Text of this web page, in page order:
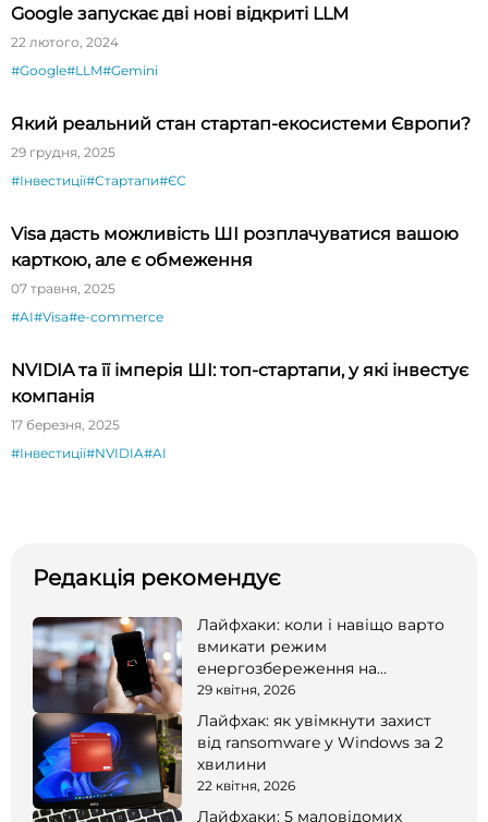
Google запускає дві нові відкриті LLM
22 лютого, 2024
#Google#LLM#Gemini
Який реальний стан стартап-екосистеми Європи?
29 грудня, 2025
#Інвестиції#Стартапи#ЄС
Visa дасть можливість ШІ розплачуватися вашою
карткою, але є обмеження
07 травня, 2025
#AI#Visa#e-commerce
NVIDIA та її імперія ШІ: топ-стартапи, у які інвестує
компанія
17 березня, 2025
#Інвестиції#NVIDIA#AI
Редакція рекомендує
Лайфхаки: коли і навіщо варто
вмикати режим
енергозбереження на
смартфоні
29 квітня, 2026
Лайфхак: як увімкнути захист
від ransomware у Windows за 2
хвилини
22 квітня, 2026
Лайфхаки: 5 маловідомих